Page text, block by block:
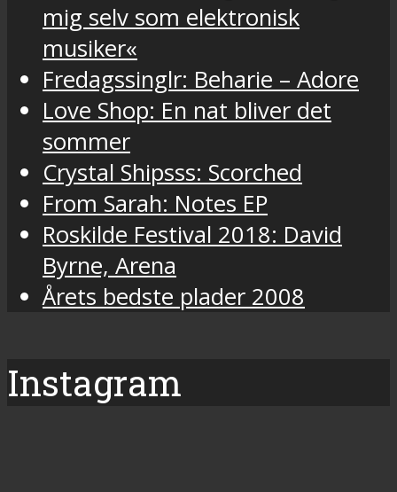
mig selv som elektronisk
musiker«
Fredagssinglr: Beharie – Adore
Love Shop: En nat bliver det
sommer
Crystal Shipsss: Scorched
From Sarah: Notes EP
Roskilde Festival 2018: David
Byrne, Arena
Årets bedste plader 2008
Instagram